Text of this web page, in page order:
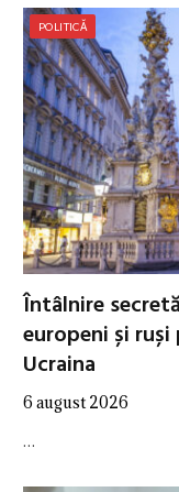
POLITICĂ
Întâlnire
europeni și
Ucraina
6 august 2026
…